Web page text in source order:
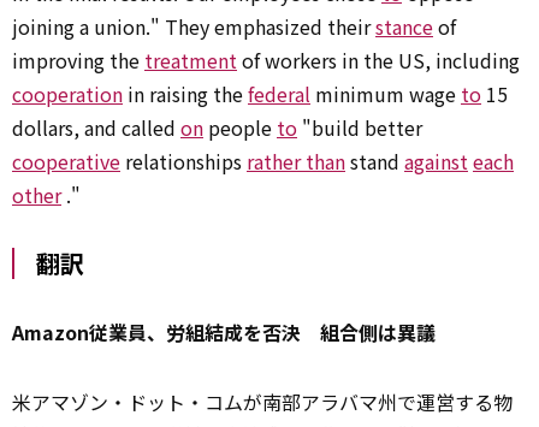
joining a union." They emphasized theirstanceof
improving the treatmentof workers in the US, including
cooperation in raising thefederal minimum wage to 15
dollars, and called on people to "build better
cooperative relationships rather thanstand againsteach
other."
翻訳
Amazon従業員、労組結成を否決 組合側は異議
米アマゾン・ドット・コムが南部アラバマ州で運営する物